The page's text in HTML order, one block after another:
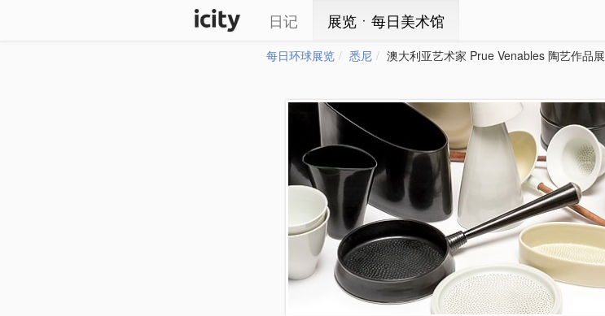
日记 展览ㆍ每日美术馆
每日环球展览 悉尼 澳大利亚艺术家 Prue Venables 陶艺作品展